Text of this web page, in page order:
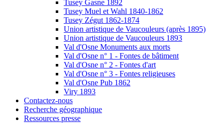
Tusey Gasne 1892
Tusey Muel et Wahl 1840-1862
Tusey Zégut 1862-1874
Union artistique de Vaucouleurs (après 1895)
Union artistique de Vaucouleurs 1893
Val d'Osne Monuments aux morts
Val d'Osne n° 1 - Fontes de bâtiment
Val d'Osne n° 2 - Fontes d'art
Val d'Osne n° 3 - Fontes religieuses
Val d'Osne Pub 1862
Viry 1893
Contactez-nous
Recherche géographique
Ressources presse